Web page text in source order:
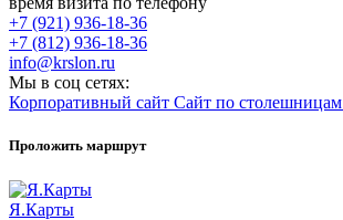
+7 (921) 936-18-36
+7 (812) 936-18-36
info@krslon.ru
Мы в соц сетях:
Корпоративный сайт Сайт по
Проложить маршрут
Я.Карты